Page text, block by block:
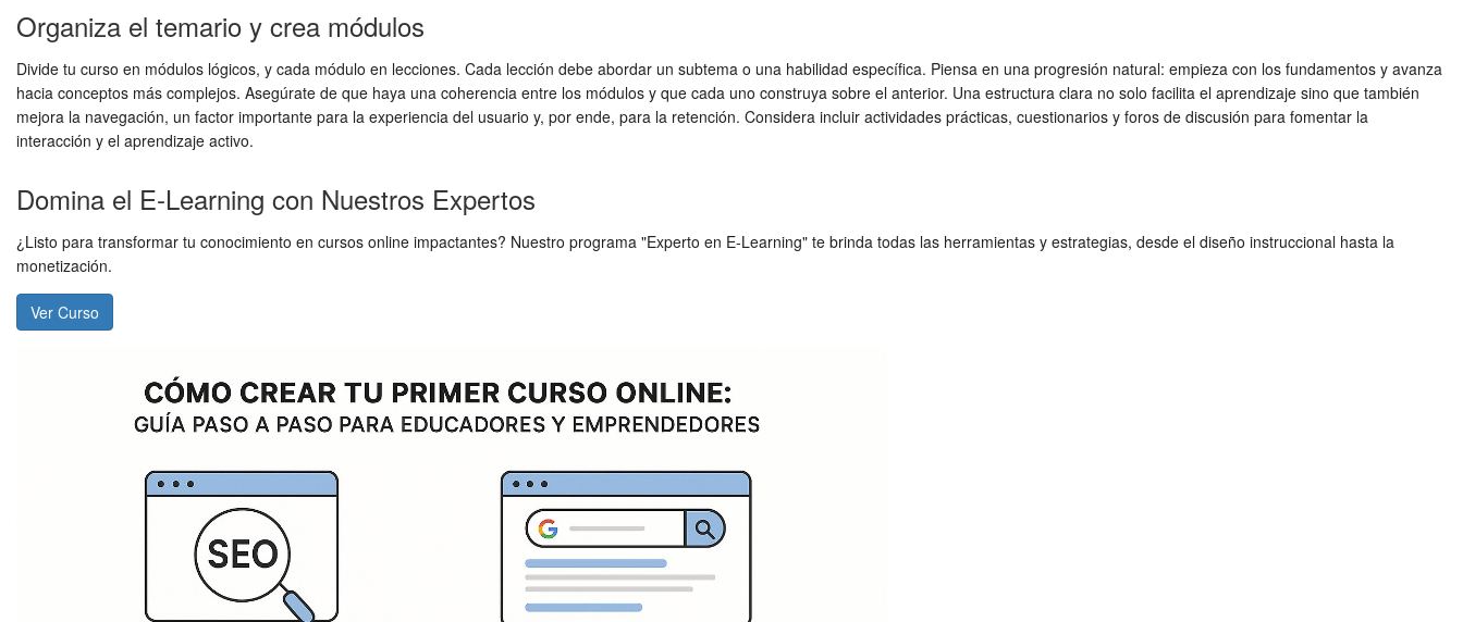
Organiza el temario y crea módulos
Divide tu curso en módulos lógicos, y cada módulo en lecciones. Cada lección debe abordar un subtema o una habilidad específica. Piensa en una progresión natural: empieza con los fundamentos y avanza
hacia conceptos más complejos. Asegúrate de que haya una coherencia entre los módulos y que cada uno construya sobre el anterior. Una estructura clara no solo facilita el aprendizaje sino que también
mejora la navegación, un factor importante para la experiencia del usuario y, por ende, para la retención. Considera incluir actividades prácticas, cuestionarios y foros de discusión para fomentar la
interacción y el aprendizaje activo.
Domina el E-Learning con Nuestros Expertos
¿Listo para transformar tu conocimiento en cursos online impactantes? Nuestro programa "Experto en E-Learning" te brinda todas las herramientas y estrategias, desde el diseño instruccional hasta la
monetización.
Ver Curso